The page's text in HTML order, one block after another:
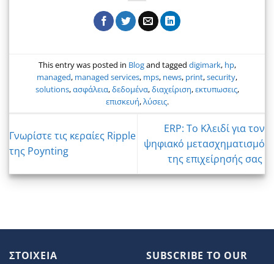
This entry was posted in Blogand tagged digimark, hp,
managed, managed services, mps, news, print,security,
solutions,ασφάλεια,δεδομένα,διαχείριση,εκτυπωσεις,
επισκευή,λύσεις.
Γνωρίστε τις κεραίες Ripple
της Poynting
ERP: Το Κλειδί για τον
ψηφιακό μετασχηματισμό
της επιχείρησής σας
ΣΤΟΙΧΕΙΑ
SUBSCRIBE TO OUR